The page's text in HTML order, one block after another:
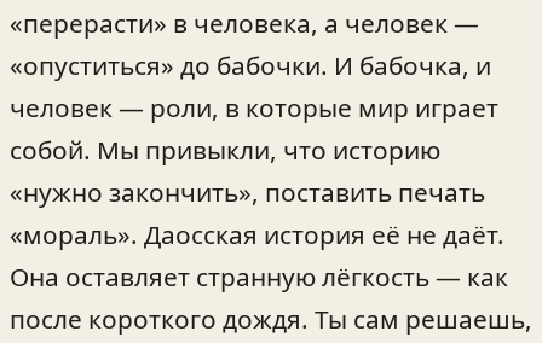
«перерасти» в человека, а человек —
«опуститься» до бабочки. И бабочка, и
человек — роли, в которые мир играет
собой. Мы привыкли, что историю
«нужно закончить», поставить печать
«мораль». Даосская история её не даёт.
Она оставляет странную лёгкость — как
после короткого дождя. Ты сам решаешь,